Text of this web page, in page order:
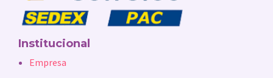
Institucional
Empresa